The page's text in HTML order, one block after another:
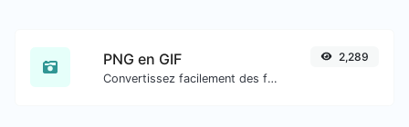
PNG en GIF
Convertissez facilement des fichiers image PNG en GIF.
2,289